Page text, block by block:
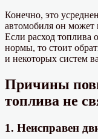
Конечно, это
автомобиля он может
Если расход топлива
нормы, то стоит
и некоторых систем
Причины
топлива не
1. Неисправен